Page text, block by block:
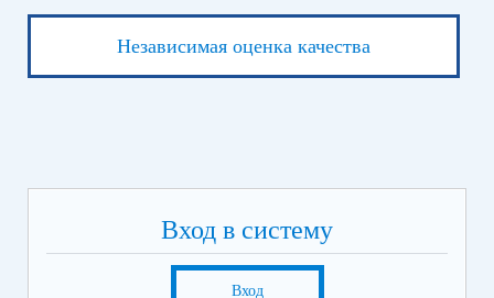
Независимая оценка качества
Вход в систему
Вход